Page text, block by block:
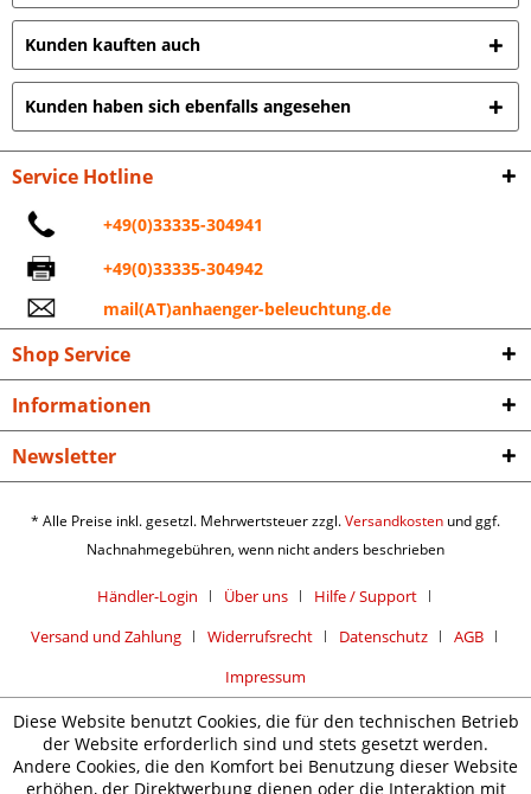
Kunden kauften auch
Kunden haben sich ebenfalls angesehen
Service Hotline
+49(0)33335-304941
+49(0)33335-304942
mail(AT)anhaenger-beleuchtung.de
Shop Service
Informationen
Newsletter
* Alle Preise inkl. gesetzl. Mehrwertsteuer zzgl.Versandkosten und ggf.
Nachnahmegebühren, wenn nicht anders beschrieben
Händler-Login Über uns
Hilfe / Support
Versand und Zahlung
Widerrufsrecht Datenschutz
AGB
Impressum
Diese Website benutzt Cookies, die für den technischen Betrieb
der Website erforderlich sind und stets gesetzt werden.
Andere Cookies, die den Komfort bei Benutzung dieser Website
erhöhen, der Direktwerbung dienen oder die Interaktion mit